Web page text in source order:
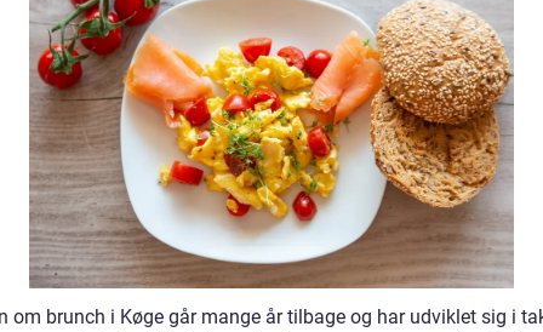
om brunch i Køge går mange år tilbage og har udviklet sig i